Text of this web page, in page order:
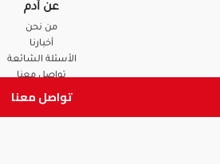
تواصل معنا
عن آدم
من نحن
أخبارنا
الأسئلة الشائعة
تواصل معنا